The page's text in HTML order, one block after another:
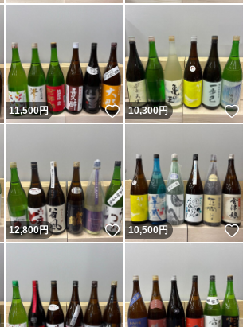
いいね！
11,500円 いいね！
10,300円
いいね！
12,800円 いいね！
10,500円